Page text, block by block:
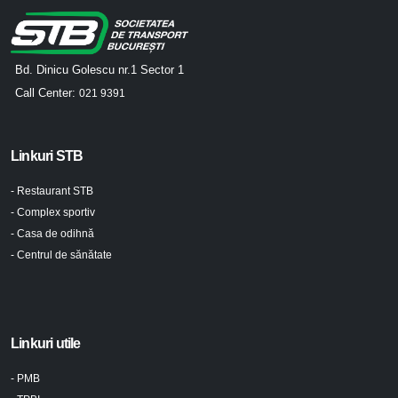
Bd. Dinicu Golescu nr.1 Sector 1
Call Center: 021 9391
Linkuri STB
- Restaurant STB
- Complex sportiv
- Casa de odihnă
- Centrul de sănătate
Linkuri utile
- PMB